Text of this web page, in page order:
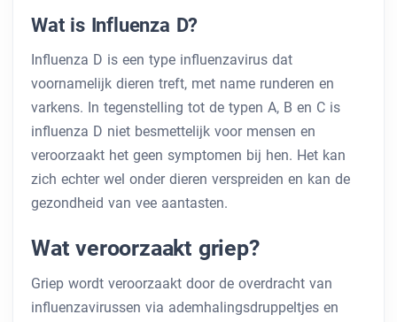
Wat is Influenza D?
Influenza D is een type influenzavirus dat
voornamelijk dieren treft, met name runderen en
varkens. In tegenstelling tot de typen A, B en C is
influenza D niet besmettelijk voor mensen en
veroorzaakt het geen symptomen bij hen. Het kan
zich echter wel onder dieren verspreiden en kan de
gezondheid van vee aantasten.
Wat veroorzaakt griep?
Griep wordt veroorzaakt door de overdracht van
influenzavirussen via ademhalingsdruppeltjes en